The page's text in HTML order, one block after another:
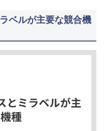
ベルが主要な競合機